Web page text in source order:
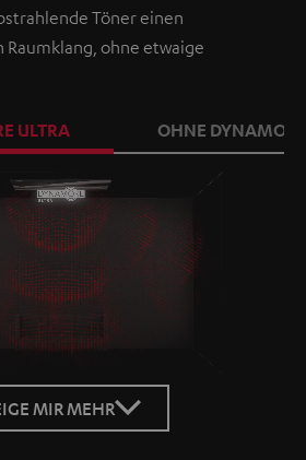
Töner einen
ohne etwaige
ULTRA OHNE
Loaded:
100.00%
MIR MEHR